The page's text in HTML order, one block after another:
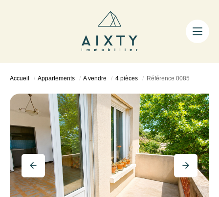
ACHETER
LA MÉTHODE
AIXTY & VOUS
Nos Agences
Nos Équipes
Nos Tarifs
Nos Biens Vendus
Accueil Appartements A vendre 4 pièces Référence 0085